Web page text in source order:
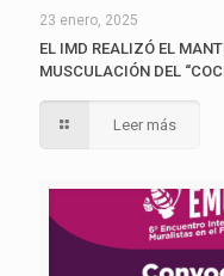
23 enero, 2025
EL IMD REALIZÓ EL
MUSCULACIÓN DEL
Leer más